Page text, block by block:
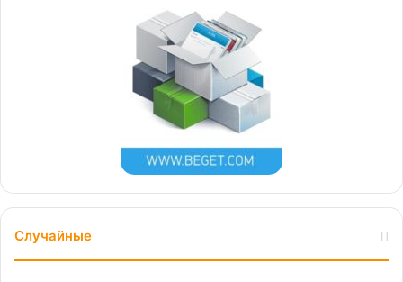
Случайные